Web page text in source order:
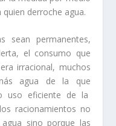
derroche agua.
sean permanentes,
el consumo que
irracional, muchos
agua de la que
uso eficiente de la
racionamientos no
sino porque las